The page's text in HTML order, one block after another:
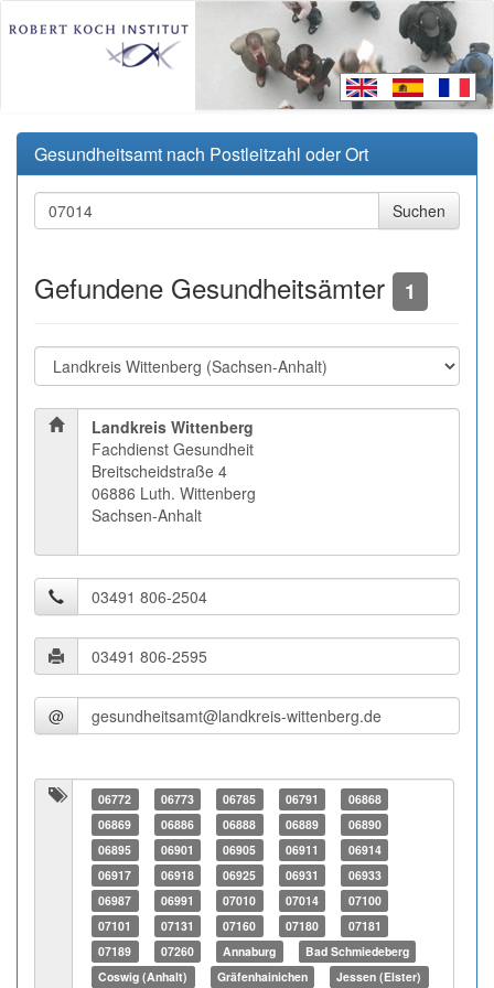
Gesundheitsamt nach Postleitzahl oder Ort
Gefundene Gesundheitsämter 1
Landkreis Wittenberg
Fachdienst Gesundheit
Breitscheidstraße 4
06886 Luth. Wittenberg
Sachsen-Anhalt
@
06772 06773 06785 06791
06868
06869
06886 06888 06889
06890
06895
06901 06905 06911
06914
06917
06918 06925 06931
06933
06987
06991 07010 07014
07100
07101
07131 07160 07180
07181
07189
07260 Annaburg
Bad Schmiedeberg
Coswig (Anhalt)
Gräfenhainichen Jessen (Elster)